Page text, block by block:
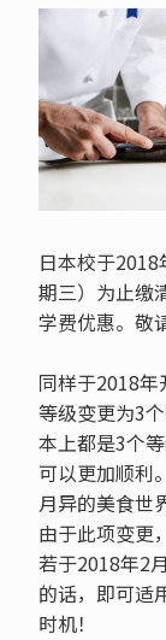
日本校于
期三）为止缴
学费优惠。敬
同样于2018
等级变更为3
本上都是3个
可以更加顺利
月异的美食世
由于此项变更
若于2018年2
的话，即可适
时机！